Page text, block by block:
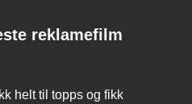
reklamefilm
helt til topps og fikk